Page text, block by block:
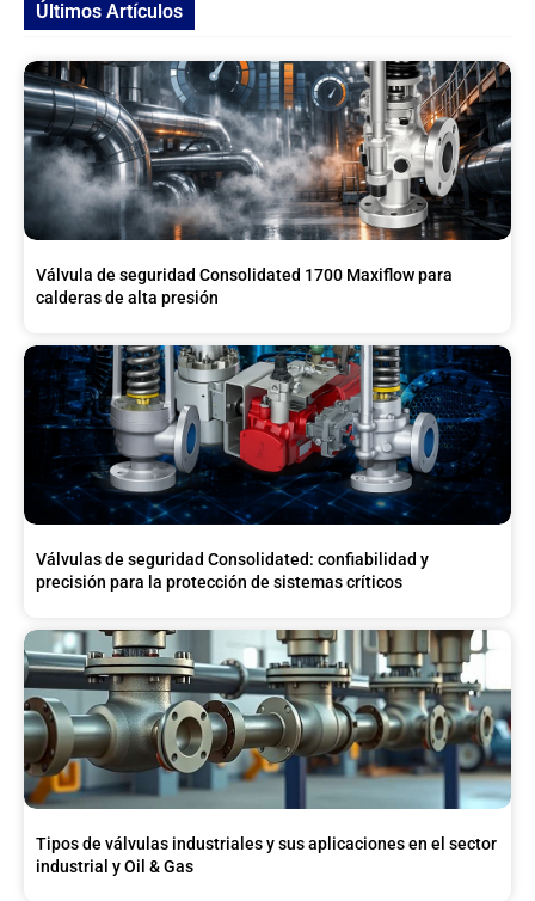
Últimos Artículos
Válvula de seguridad Consolidated 1700 Maxiflow para
calderas de alta presión
Válvulas de seguridad Consolidated: confiabilidad y
precisión para la protección de sistemas críticos
Tipos de válvulas industriales y sus aplicaciones en el sector
industrial y Oil & Gas